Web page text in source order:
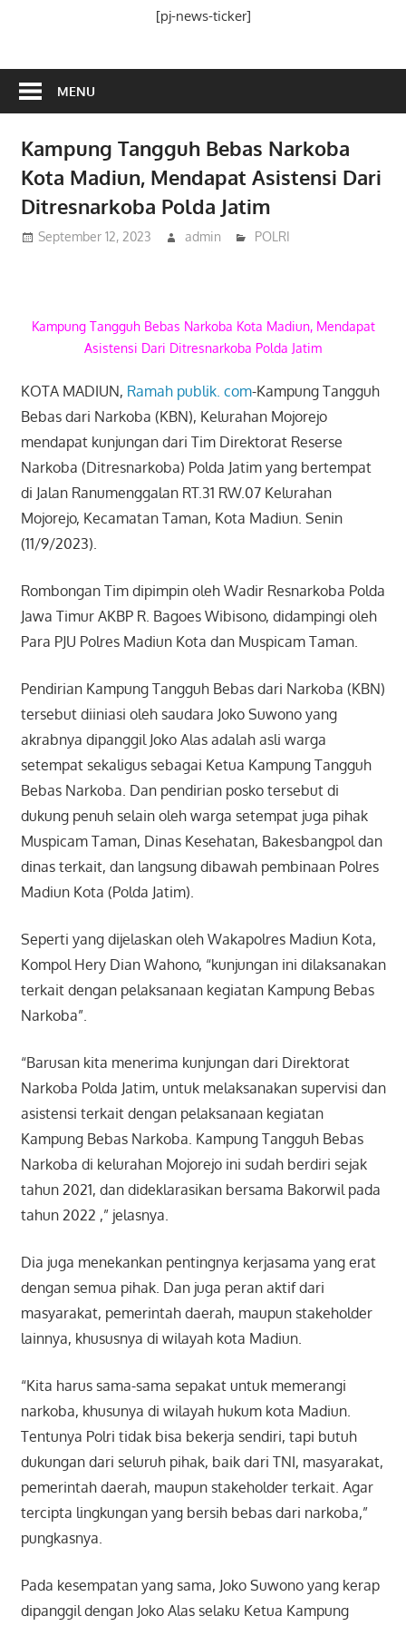
[pj-news-ticker]
MENU
Kampung Tangguh Bebas Narkoba
Kota Madiun, Mendapat Asistensi Dari
Ditresnarkoba Polda Jatim
September 12, 2023 admin POLRI
Kampung Tangguh Bebas Narkoba Kota Madiun, Mendapat
Asistensi Dari Ditresnarkoba Polda Jatim
KOTA MADIUN, Ramah publik. com-Kampung Tangguh
Bebas dari Narkoba (KBN), Kelurahan Mojorejo
mendapat kunjungan dari Tim Direktorat Reserse
Narkoba (Ditresnarkoba) Polda Jatim yang bertempat
di Jalan Ranumenggalan RT.31 RW.07 Kelurahan
Mojorejo, Kecamatan Taman, Kota Madiun. Senin
(11/9/2023).
Rombongan Tim dipimpin oleh Wadir Resnarkoba Polda
Jawa Timur AKBP R. Bagoes Wibisono, didampingi oleh
Para PJU Polres Madiun Kota dan Muspicam Taman.
Pendirian Kampung Tangguh Bebas dari Narkoba (KBN)
tersebut diiniasi oleh saudara Joko Suwono yang
akrabnya dipanggil Joko Alas adalah asli warga
setempat sekaligus sebagai Ketua Kampung Tangguh
Bebas Narkoba. Dan pendirian posko tersebut di
dukung penuh selain oleh warga setempat juga pihak
Muspicam Taman, Dinas Kesehatan, Bakesbangpol dan
dinas terkait, dan langsung dibawah pembinaan Polres
Madiun Kota (Polda Jatim).
Seperti yang dijelaskan oleh Wakapolres Madiun Kota,
Kompol Hery Dian Wahono, “kunjungan ini dilaksanakan
terkait dengan pelaksanaan kegiatan Kampung Bebas
Narkoba”.
“Barusan kita menerima kunjungan dari Direktorat
Narkoba Polda Jatim, untuk melaksanakan supervisi dan
asistensi terkait dengan pelaksanaan kegiatan
Kampung Bebas Narkoba. Kampung Tangguh Bebas
Narkoba di kelurahan Mojorejo ini sudah berdiri sejak
tahun 2021, dan dideklarasikan bersama Bakorwil pada
tahun 2022 ,” jelasnya.
Dia juga menekankan pentingnya kerjasama yang erat
dengan semua pihak. Dan juga peran aktif dari
masyarakat, pemerintah daerah, maupun stakeholder
lainnya, khususnya di wilayah kota Madiun.
“Kita harus sama-sama sepakat untuk memerangi
narkoba, khusunya di wilayah hukum kota Madiun.
Tentunya Polri tidak bisa bekerja sendiri, tapi butuh
dukungan dari seluruh pihak, baik dari TNI, masyarakat,
pemerintah daerah, maupun stakeholder terkait. Agar
tercipta lingkungan yang bersih bebas dari narkoba,”
pungkasnya.
Pada kesempatan yang sama, Joko Suwono yang kerap
dipanggil dengan Joko Alas selaku Ketua Kampung